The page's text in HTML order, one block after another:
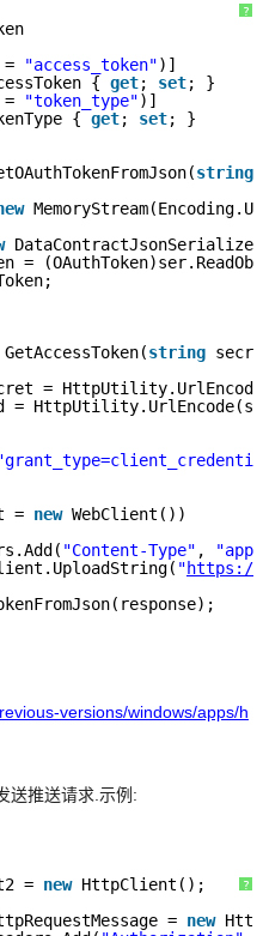
?
=
"access_token")]
{ get; set; }
=
"token_type")]
{ get; set; }
string
=
string
=
=
= new WebClient())
"Content-Type" ,
"https://
versions/windows/apps/h
送推送请求.示例:
?
= new HttpClient();
= new